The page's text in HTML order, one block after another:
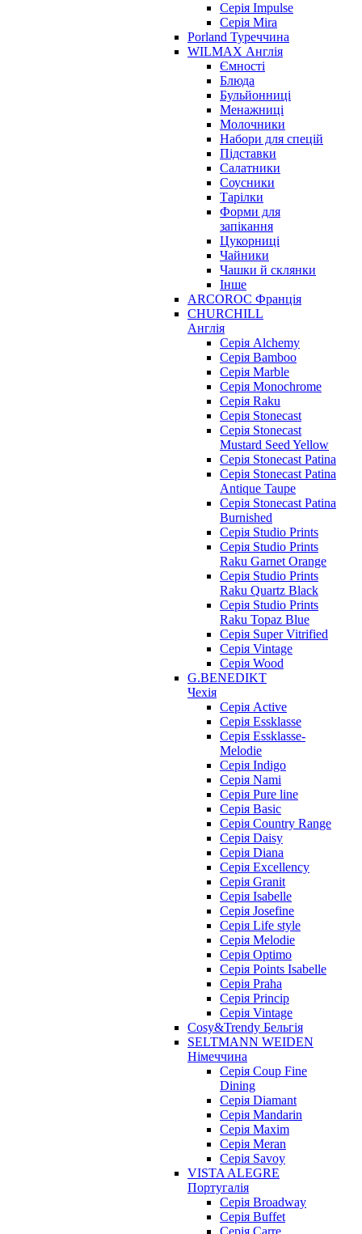
Серія Impulse
Серія Mira
Porland Туреччина
WILMAX Англія
Ємності
Блюда
Бульйонниці
Менажниці
Молочники
Набори для спецій
Підставки
Салатники
Соусники
Тарілки
Форми для
запікання
Цукорниці
Чайники
Чашки й склянки
Інше
ARCOROC Франція
CHURCHILL
Англія
Серія Alchemy
Серія Bamboo
Серія Marble
Серія Monochrome
Серія Raku
Серія Stonecast
Серія Stonecast
Mustard Seed Yellow
Серія Stonecast Patina
Серія Stonecast Patina
Antique Taupe
Серія Stonecast Patina
Burnished
Серія Studio Prints
Серія Studio Prints
Raku Garnet Orange
Серія Studio Prints
Raku Quartz Black
Серія Studio Prints
Raku Topaz Blue
Серія Super Vitrified
Серія Vintage
Серія Wood
G.BENEDIKT
Чехія
Cерія Active
Cерія Essklasse
Cерія Essklasse-
Melodie
Cерія Indigo
Cерія Nami
Cерія Pure line
Серія Basic
Серія Country Range
Серія Daisy
Серія Diana
Серія Excellency
Серія Granit
Серія Isabelle
Серія Josefine
Серія Life style
Серія Melodie
Серія Optimo
Серія Points Isabelle
Серія Praha
Серія Princip
Серія Vintage
Cosy&Trendy Бельгія
SELTMANN WEIDEN
Німеччина
Cерія Coup Fine
Dining
Cерія Diamant
Cерія Mandarin
Cерія Maxim
Серія Meran
Серія Savoy
VISTA ALEGRE
Португалія
Серія Broadway
Серія Buffet